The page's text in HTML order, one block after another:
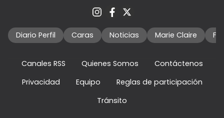
Diario Perfil Caras Noticias Marie Claire
Canales RSS Quienes Somos
Contáctenos
Privacidad
Equipo
Reglas de participación
Tránsito